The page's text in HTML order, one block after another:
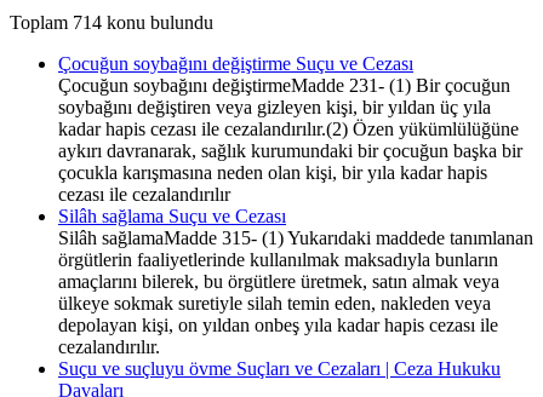
Toplam 714 konu bulundu
Çocuğun soybağını değiştirme Suçu ve Cezası
Çocuğun soybağını değiştirmeMadde 231- (1) Bir çocuğun
soybağını değiştiren veya gizleyen kişi, bir yıldan üç yıla
kadar hapis cezası ile cezalandırılır.(2) Özen yükümlülüğüne
aykırı davranarak, sağlık kurumundaki bir çocuğun başka bir
çocukla karışmasına neden olan kişi, bir yıla kadar hapis
cezası ile cezalandırılır
Silâh sağlama Suçu ve Cezası
Silâh sağlamaMadde 315- (1) Yukarıdaki maddede tanımlanan
örgütlerin faaliyetlerinde kullanılmak maksadıyla bunların
amaçlarını bilerek, bu örgütlere üretmek, satın almak veya
ülkeye sokmak suretiyle silah temin eden, nakleden veya
depolayan kişi, on yıldan onbeş yıla kadar hapis cezası ile
cezalandırılır.
Suçu ve suçluyu övme Suçları ve Cezaları | Ceza Hukuku
Davaları